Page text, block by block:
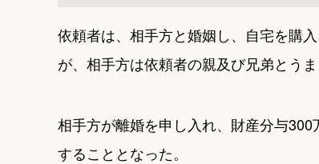
依頼者は、相手方と婚姻し、自宅を購
が、相手方は依頼者の親及び兄弟とうま
相手方が離婚を申し入れ、財産分与
することとなった。